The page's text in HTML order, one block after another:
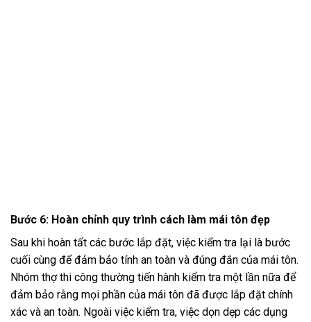
Bước 6: Hoàn chỉnh quy trình cách làm mái tôn đẹp
Sau khi hoàn tất các bước lắp đặt, việc kiểm tra lại là bước
cuối cùng để đảm bảo tính an toàn và đúng đắn của mái tôn.
Nhóm thợ thi công thường tiến hành kiểm tra một lần nữa để
đảm bảo rằng mọi phần của mái tôn đã được lắp đặt chính
xác và an toàn. Ngoài việc kiểm tra, việc dọn dẹp các dụng